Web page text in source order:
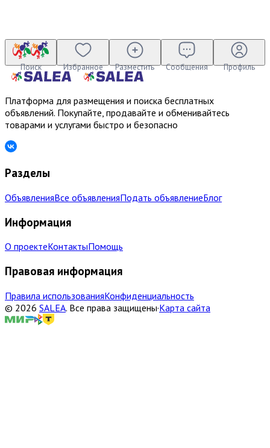
Поиск Избранное Разместить Сообщения Профиль
Платформа для размещения и поиска бесплатных
объявлений. Покупайте, продавайте и обменивайтесь
товарами и услугами быстро и безопасно
Разделы
ОбъявленияВсе объявленияПодать объявлениеБлог
Информация
О проектеКонтактыПомощь
Правовая информация
Правила использованияКонфиденциальность
© 2026 SALEA. Все права защищены·Карта сайта